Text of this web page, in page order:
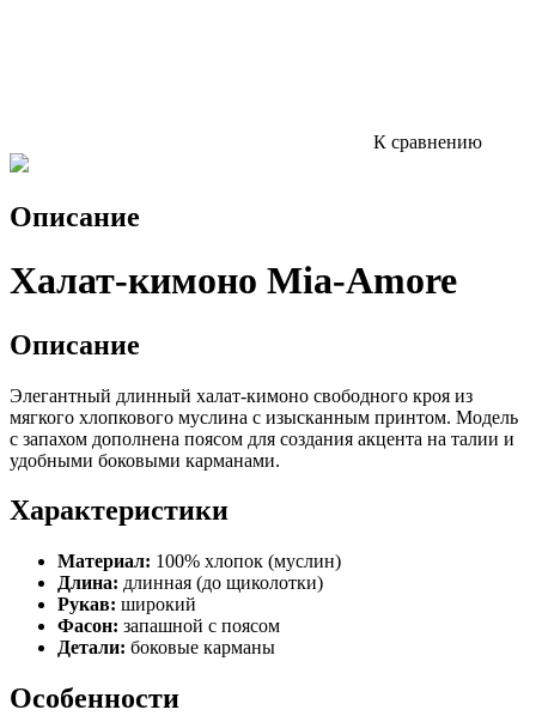
К сравнению
Описание
Халат-кимоно Mia-Amore
Описание
Элегантный длинный халат-кимоно свободного кроя из
мягкого хлопкового муслина с изысканным принтом. Модель
с запахом дополнена поясом для создания акцента на талии и
удобными боковыми карманами.
Характеристики
Материал: 100% хлопок (муслин)
Длина: длинная (до щиколотки)
Рукав: широкий
Фасон: запашной с поясом
Детали: боковые карманы
Особенности